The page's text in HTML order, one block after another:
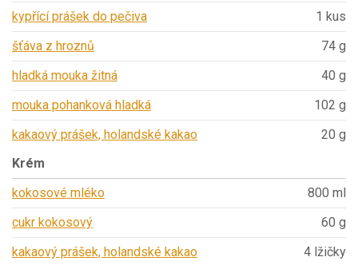
kypřící prášek do pečiva
1 kus
šťáva z hroznů
74 g
hladká mouka žitná
40 g
mouka pohanková hladká
102 g
kakaový prášek, holandské kakao
20 g
Krém
kokosové mléko
800 ml
cukr kokosový
60 g
kakaový prášek, holandské kakao
4 lžičky